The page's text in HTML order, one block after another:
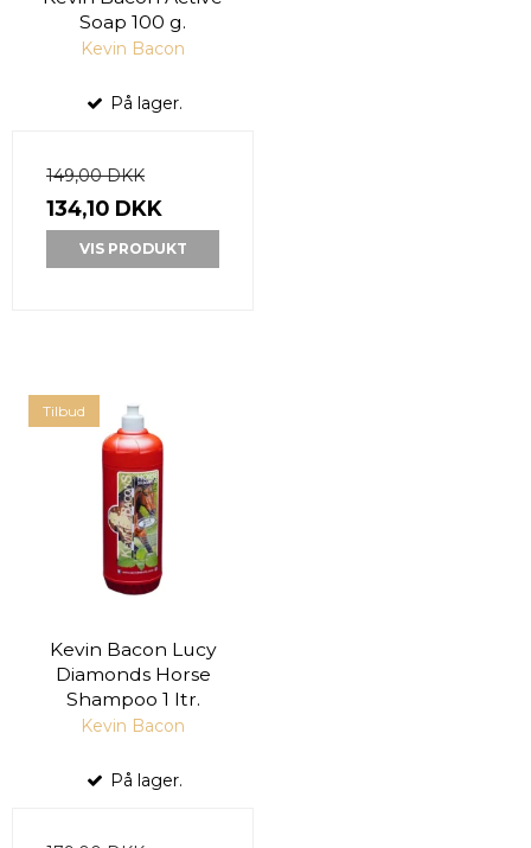
Soap 100 g.
Kevin Bacon
På lager.
149,00 DKK
134,10 DKK
VIS PRODUKT
Tilbud
Kevin Bacon Lucy
Diamonds Horse
Shampoo 1 ltr.
Kevin Bacon
På lager.